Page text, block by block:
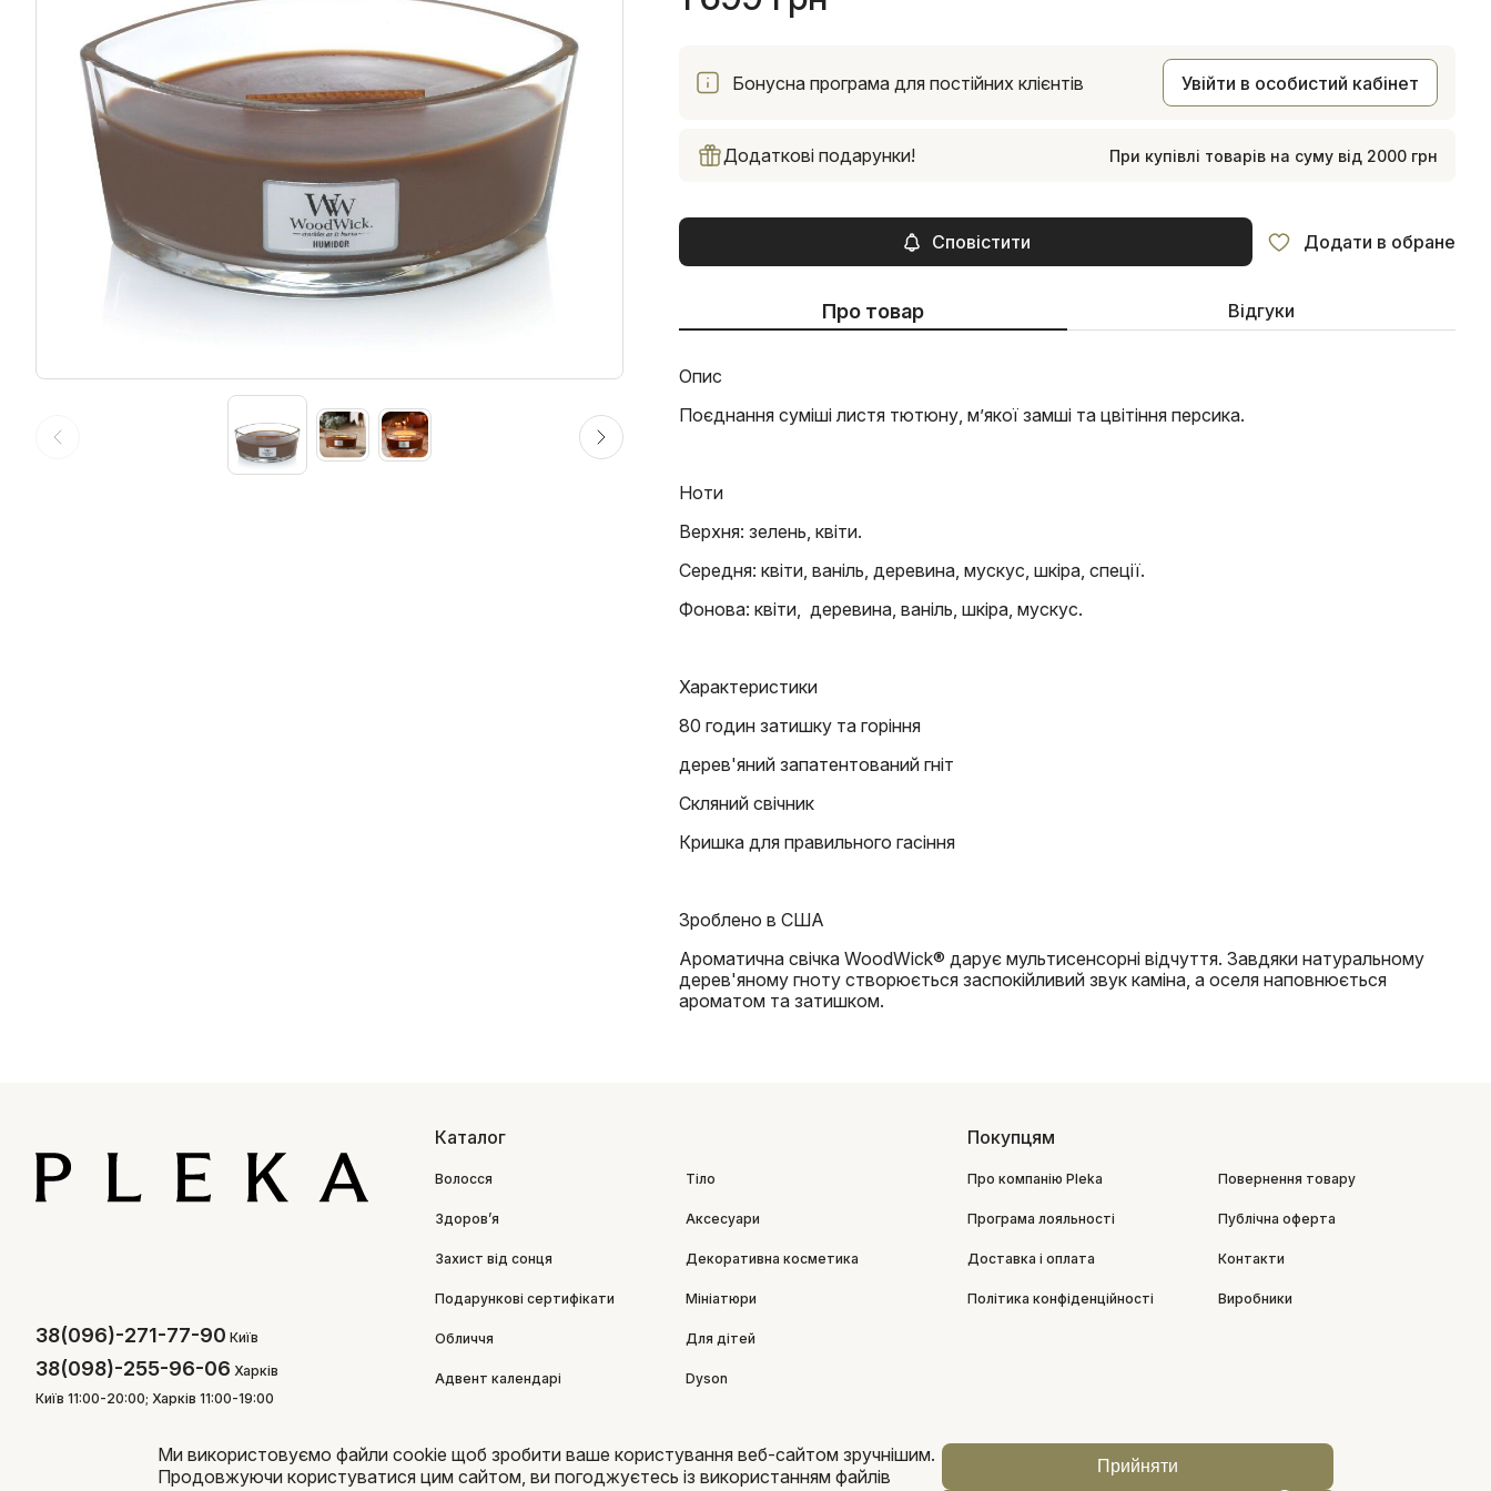
Бонусна програма для постійних клієнтів Увійти в особистий кабінет
Додаткові подарунки! При купівлі товарів на суму від 2000 грн
Сповістити Додати в обране
Про товар Відгуки
Опис
Поєднання суміші листя тютюну, м’якої замші та цвітіння персика.
Ноти
Верхня: зелень, квіти.
Середня: квіти, ваніль, деревина, мускус, шкіра, спеції.
Фонова: квіти, деревина, ваніль, шкіра, мускус.
Характеристики
80 годин затишку та горіння
дерев'яний запатентований гніт
Скляний свічник
Кришка для правильного гасіння
Зроблено в США
Ароматична свічка WoodWick® дарує мультисенсорні відчуття. Завдяки натуральному
дерев'яному гноту створюється заспокійливий звук каміна, а оселя наповнюється
ароматом та затишком.
38(096)-271-77-90 Київ
38(098)-255-96-06 Харків
Київ 11:00-20:00; Харків 11:00-19:00
Каталог
Волосся Тіло
Здоровʼя Аксесуари
Захист від сонця Декоративна косметика
Подарункові сертифікати Мініатюри
Обличчя Для дітей
Адвент календарі Dyson
Покупцям
Про компанію Pleka Повернення товару
Програма лояльності Публічна оферта
Доставка і оплата Контакти
Політика конфіденційності Виробники
Ми використовуємо файли cookie щоб зробити ваше користування веб-сайтом зручнішим.
Продовжуючи користуватися цим сайтом, ви погоджуєтесь із використанням файлів
Прийняти